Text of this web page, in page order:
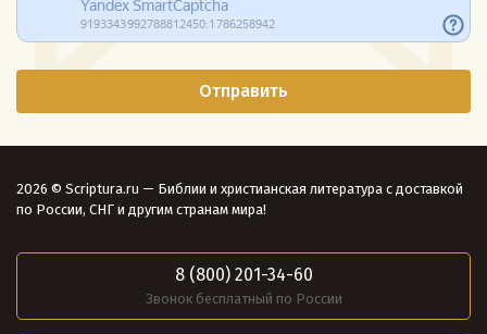
2026 © Scriptura.ru — Библии и христианская литература с доставкой
по России, СНГ и другим странам мира!
8 (800) 201-34-60
Звонок бесплатный по России